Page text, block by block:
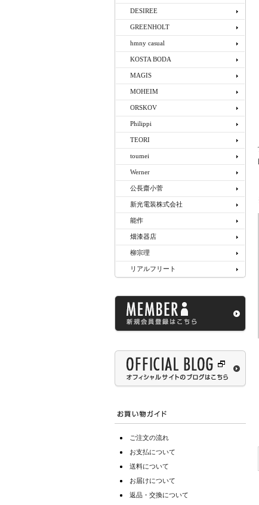
DESIREE
GREENHOLT
hmny casual
KOSTA BODA
MAGIS
MOHEIM
ORSKOV
Philippi
TEORI
toumei
Werner
公長齋小菅
新光電装株式会社
能作
畑漆器店
柳宗理
リアルフリート
ご注文の流れ
お支払について
送料について
お届けについて
返品・交換について